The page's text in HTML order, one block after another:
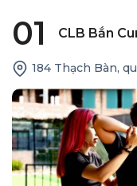
01 CLB Bắn
184 Thạch Bàn,